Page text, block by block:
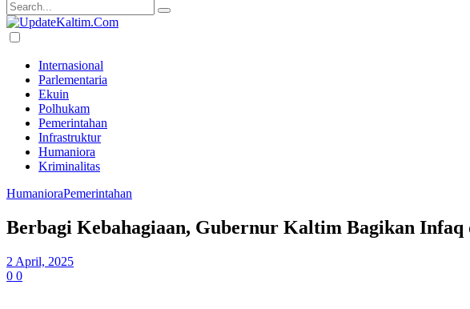
Internasional
Parlementaria
Ekuin
Polhukam
Pemerintahan
Infrastruktur
Humaniora
Kriminalitas
HumanioraPemerintahan
Berbagi Kebahagiaan, Gubernur Kaltim Bagikan Infaq
2 April, 2025
0 0